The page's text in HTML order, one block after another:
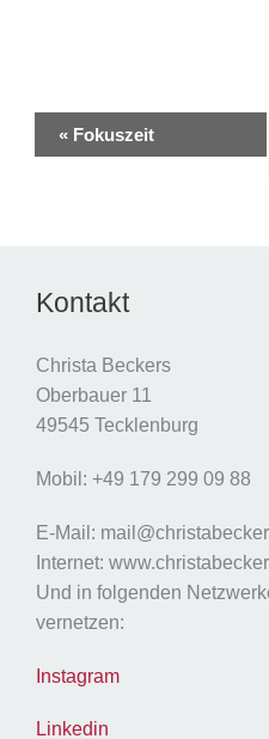
Veranstaltung-
Navigation
«Fokuszeit
Kontakt
Christa Beckers
Oberbauer 11
49545 Tecklenburg
Mobil: +49 179 299 09 88
E-Mail:
Internet:
Und in folgenden
vernetzen:
Instagram
Linkedin